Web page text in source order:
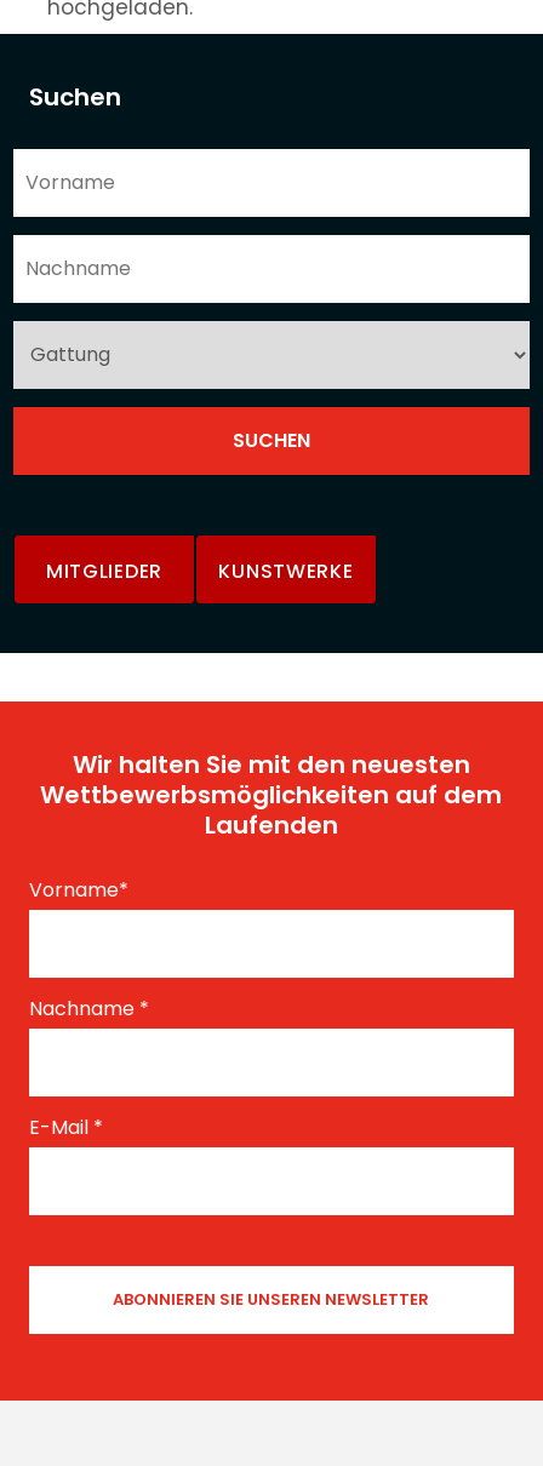
Suchen
MITGLIEDER KUNSTWERKE
hochgeladen.
Wir halten Sie mit den neuesten
Wettbewerbsmöglichkeiten auf dem
Laufenden
Vorname*
Nachname *
E-Mail *